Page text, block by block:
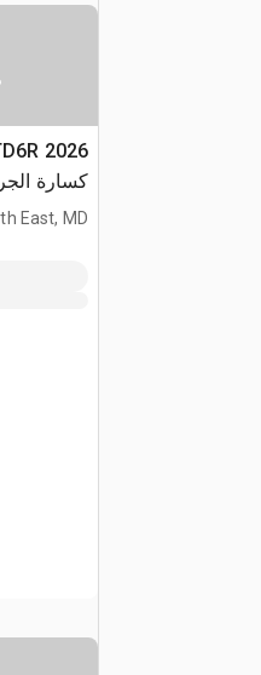
كسارة
(Unused)
East, MD